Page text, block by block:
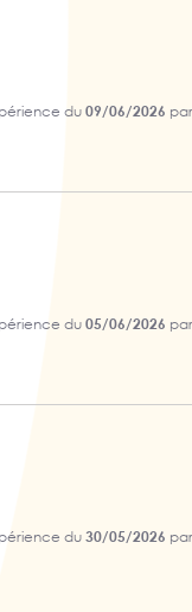
du09/06/2026 par
du05/06/2026 par
du30/05/2026 par